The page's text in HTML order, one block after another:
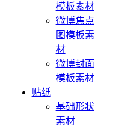
模板素材
微博焦点
图模板素
材
微博封面
模板素材
贴纸
基础形状
素材